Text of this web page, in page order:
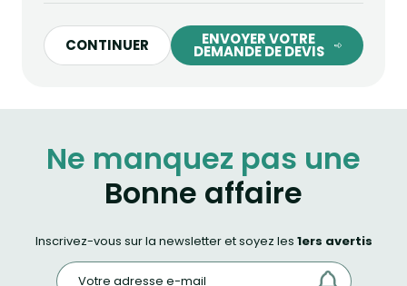
CONTINUER ENVOYER VOTRE
DEMANDE DE DEVIS
Ne manquez pas une
Bonne affaire
Inscrivez-vous sur la newsletter et soyez les 1ers avertis